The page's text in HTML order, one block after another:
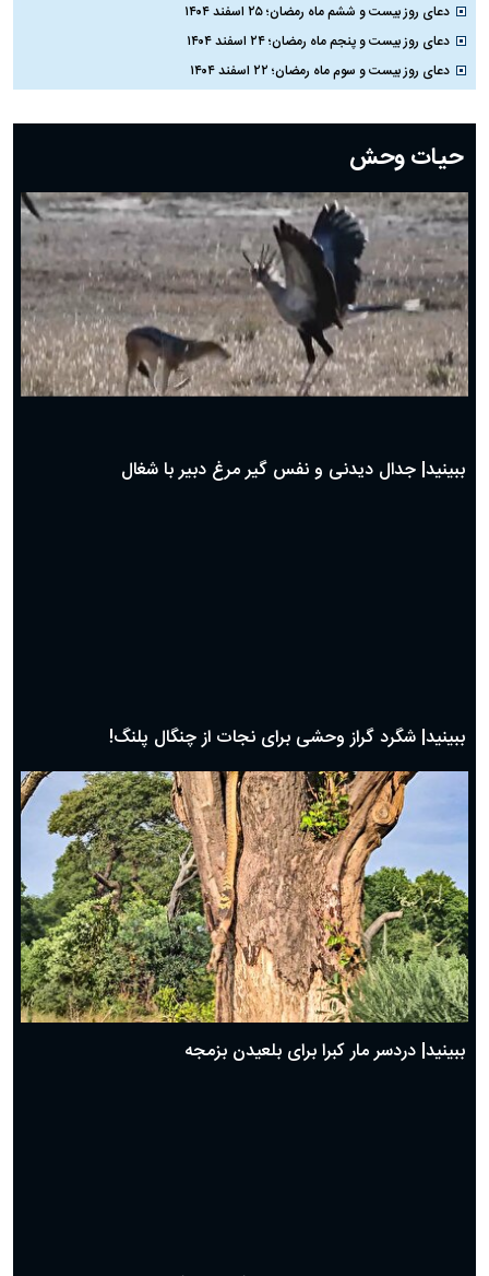
دعای روز بیست و ششم ماه رمضان؛ ۲۵ اسفند ۱۴۰۴
دعای روز بیست و پنجم ماه رمضان؛ ۲۴ اسفند ۱۴۰۴
دعای روز بیست و سوم ماه رمضان؛ ۲۲ اسفند ۱۴۰۴
دعای روز بیستم ماه رمضان؛ ۱۹ اسفند ۱۴۰۴
دعای روز هشتم ماه مبارک رمضان؛ ۷ اسفند ماه ۱۴۰۴
دعای روز هفتم ماه رمضان؛ ۶ اسفند ۱۴۰۴
دعای روز ششم ماه رمضان؛ ۵ اسفند ۱۴۰۴
دعای روز پنجم ماه رمضان؛ ۴ اسفند ۱۴۰۴
دعای روز چهارم ماه مبارک رمضان؛ ۳ اسفند ۱۴۰۴
دعای روز سوم ماه مبارک رمضان؛ ۱۴ اسفند ۱۴۰۴
دعای روز دوم ماه مبارک رمضان ۱ اسفند ماه ۱۴۰۴
دعای روز اول ماه مبارک رمضان، ۳۰ بهمن ۱۴۰۴
حضرت زینب(س) چگونه از دنیا رفت؟
حیات وحش
ببینید| جدال دیدنی و نفس گیر مرغ دبیر با شغال
ببینید| شگرد گراز وحشی برای نجات از چنگال پلنگ!
ببینید| دردسر مار کبرا برای بلعیدن بزمجه